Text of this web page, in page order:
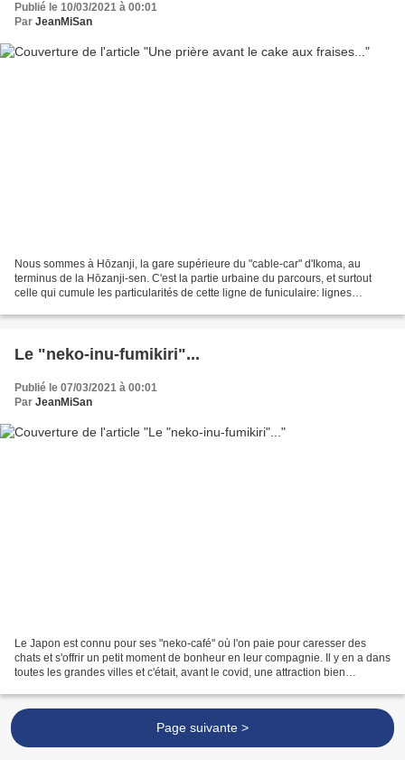
Publié le 10/03/2021 à 00:01
Par JeanMiSan
Nous sommes à Hōzanji, la gare supérieure du "cable-car" d'Ikoma, au
terminus de la Hōzanji-sen. C'est la partie urbaine du parcours, et surtout
celle qui cumule les particularités de cette ligne de funiculaire: lignes
Le "neko-inu-fumikiri"...
Publié le 07/03/2021 à 00:01
Par JeanMiSan
Le Japon est connu pour ses "neko-café" où l'on paie pour caresser des
chats et s'offrir un petit moment de bonheur en leur compagnie. Il y en a dans
toutes les grandes villes et c'était, avant le covid, une attraction bien
Page suivante >